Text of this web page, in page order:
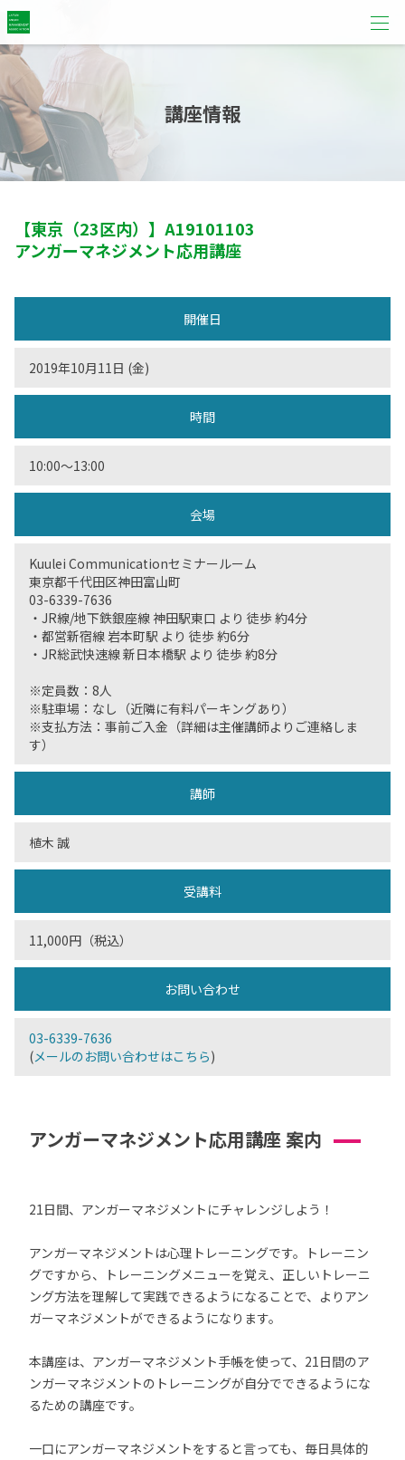
講座情報
【東京（23区内）】 A19101103
アンガーマネジメント応用講座
開催日
2019年10月11日 (金)
時間
10:00〜13:00
会場
Kuulei Communicationセミナールーム
東京都千代田区神田富山町
03-6339-7636
・JR線/地下鉄銀座線 神田駅東口 より 徒歩 約4分
・都営新宿線 岩本町駅 より 徒歩 約6分
・JR総武快速線 新日本橋駅 より 徒歩 約8分
※定員数：8人
※駐車場：なし（近隣に有料パーキングあり）
※支払方法：事前ご入金（詳細は主催講師よりご連絡しま
す）
講師
植木 誠
受講料
11,000円（税込）
お問い合わせ
03-6339-7636
(メールのお問い合わせはこちら)
アンガーマネジメント応用講座 案内
21日間、アンガーマネジメントにチャレンジしよう！
アンガーマネジメントは心理トレーニングです。トレーニン
グですから、トレーニングメニューを覚え、正しいトレーニ
ング方法を理解して実践できるようになることで、よりアン
ガーマネジメントができるようになります。
本講座は、アンガーマネジメント手帳を使って、21日間のア
ンガーマネジメントのトレーニングが自分でできるようにな
るための講座です。
一口にアンガーマネジメントをすると言っても、毎日具体的